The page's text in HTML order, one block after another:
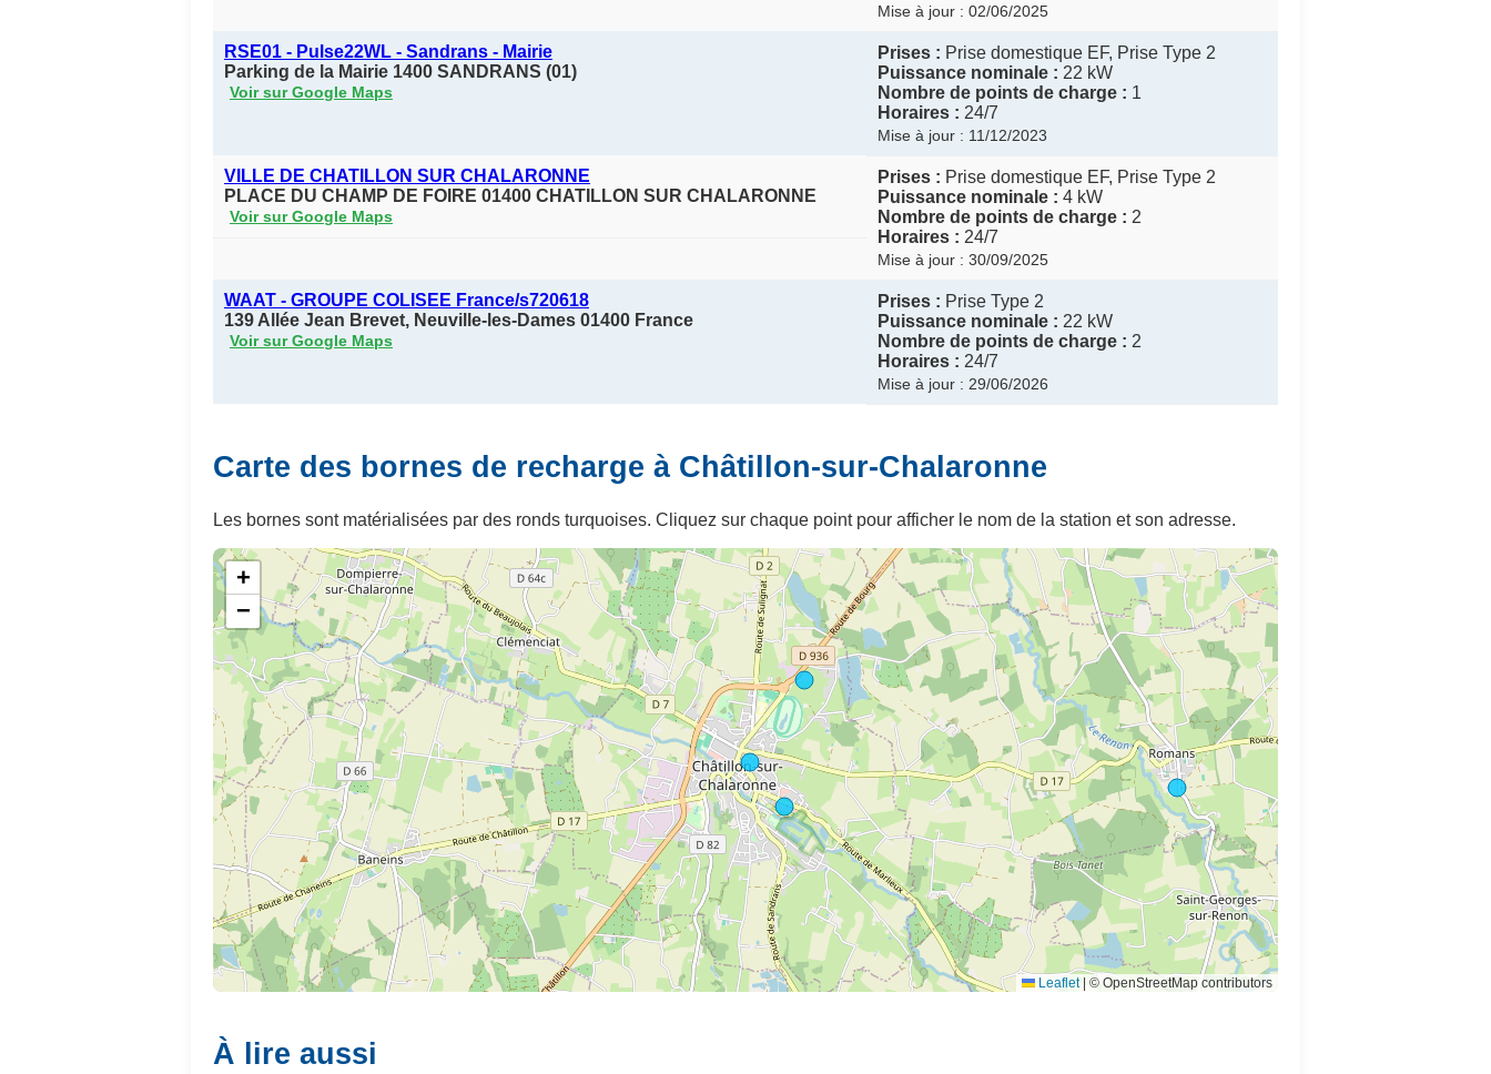
Mise à jour : 02/06/2025
RSE01 - Pulse22WL - Sandrans - Mairie
Parking de la Mairie 1400 SANDRANS (01)
Voir sur Google Maps
Prises : Prise domestique EF, Prise Type 2
Puissance nominale : 22 kW
Nombre de points de charge : 1
Horaires : 24/7
Mise à jour : 11/12/2023
VILLE DE CHATILLON SUR CHALARONNE
PLACE DU CHAMP DE FOIRE 01400 CHATILLON SUR CHALARONNE
Voir sur Google Maps
Prises : Prise domestique EF, Prise Type 2
Puissance nominale : 4 kW
Nombre de points de charge : 2
Horaires : 24/7
Mise à jour : 30/09/2025
WAAT - GROUPE COLISEE France/s720618
139 Allée Jean Brevet, Neuville-les-Dames 01400 France
Voir sur Google Maps
Prises : Prise Type 2
Puissance nominale : 22 kW
Nombre de points de charge : 2
Horaires : 24/7
Mise à jour : 29/06/2026
Carte des bornes de recharge à Châtillon-sur-Chalaronne
Les bornes sont matérialisées par des ronds turquoises. Cliquez sur chaque point pour afficher le nom de la station et son adresse.
+
−
Leaflet | © OpenStreetMap contributors
À lire aussi